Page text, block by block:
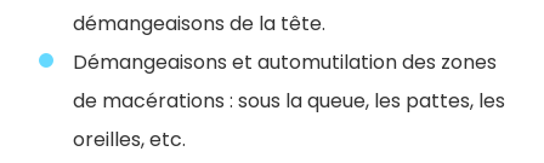
démangeaisons de la tête.
Démangeaisons et automutilation des zones
de macérations : sous la queue, les pattes, les
oreilles, etc.